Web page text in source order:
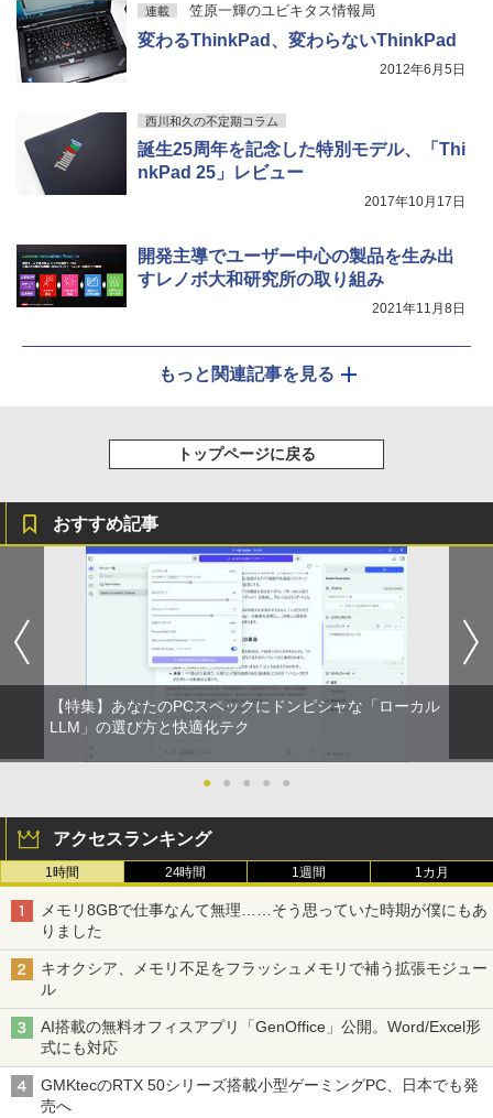
Xiaomi シャオミ REDMI Buds 8 Lite ワイヤ
レスイヤホン Bluetooth 5.4 ノイズキャンセ
￥2,980
￥1,653
￥594
連載 笠原一輝のユビキタス情報局
変わるThinkPad、変わらないThinkPad
2012年6月5日
西川和久の不定期コラム
誕生25周年を記念した特別モデル、「Thi
nkPad 25」レビュー
2017年10月17日
開発主導でユーザー中心の製品を生み出
すレノボ大和研究所の取り組み
2021年11月8日
もっと関連記事を見る
トップページに戻る
おすすめ記事
【特集】あなたのPCスペックにドンピシャな「ローカル
LLM」の選び方と快適化テク
● ● ● ● ●
アクセスランキング
1時間 24時間 1週間 1カ月
メモリ8GBで仕事なんて無理……そう思っていた時期が僕にもあ
りました
キオクシア、メモリ不足をフラッシュメモリで補う拡張モジュー
ル
AI搭載の無料オフィスアプリ「GenOffice」公開。Word/Excel形
式にも対応
GMKtecのRTX 50シリーズ搭載小型ゲーミングPC、日本でも発
売へ